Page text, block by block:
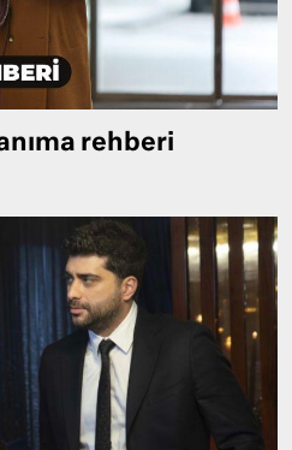
rehberi